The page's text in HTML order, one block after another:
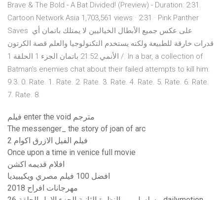
Brave & The Bold - A Bat Divided! (Preview) - Duration: 2:31.
Cartoon Network Asia 1,703,561 views · 2:31 · Pink Panther
Saves على عكس جميع الأبطال الخياليين لا يمتلك باتمان أي
قدرات خارقة للطبيعة ولكنه يستخدم التكنولوجيا والعلم قصة الكرتون
/ الأنمي 21:52 باتمان الجزء 1 الحلقة 1. In a bar, a collection of
Batman's enemies chat about their failed attempts to kill him.
9.3. 0. Rate. 1. Rate. 2. Rate. 3. Rate. 4. Rate. 5. Rate. 6. Rate.
7. Rate. 8.
فيلم enter the void مترجم
The messenger_ the story of joan of arc
فيلم الفيل الازرق اكوام 2
Once upon a time in venice full movie
افلام قديمه اكشن
افضل 100 فيلم مصري ويكيبيديا
مهرجانات افراح 2018